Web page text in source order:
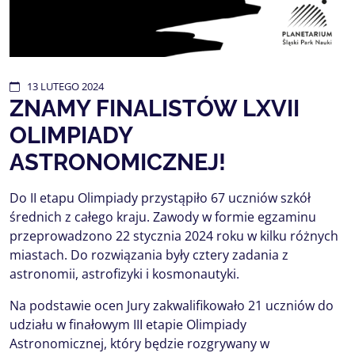
13 LUTEGO2024
ZNAMY FINALISTÓW LXVII
OLIMPIADY
ASTRONOMICZNEJ!
Do II etapu Olimpiady przystąpiło 67 uczniów szkół
średnich z całego kraju. Zawody w formie egzaminu
przeprowadzono 22 stycznia 2024 roku w kilku różnych
miastach. Do rozwiązania były cztery zadania z
astronomii, astrofizyki i kosmonautyki.
Na podstawie ocen Jury zakwalifikowało 21 uczniów do
udziału w finałowym III etapie Olimpiady
Astronomicznej, który będzie rozgrywany w